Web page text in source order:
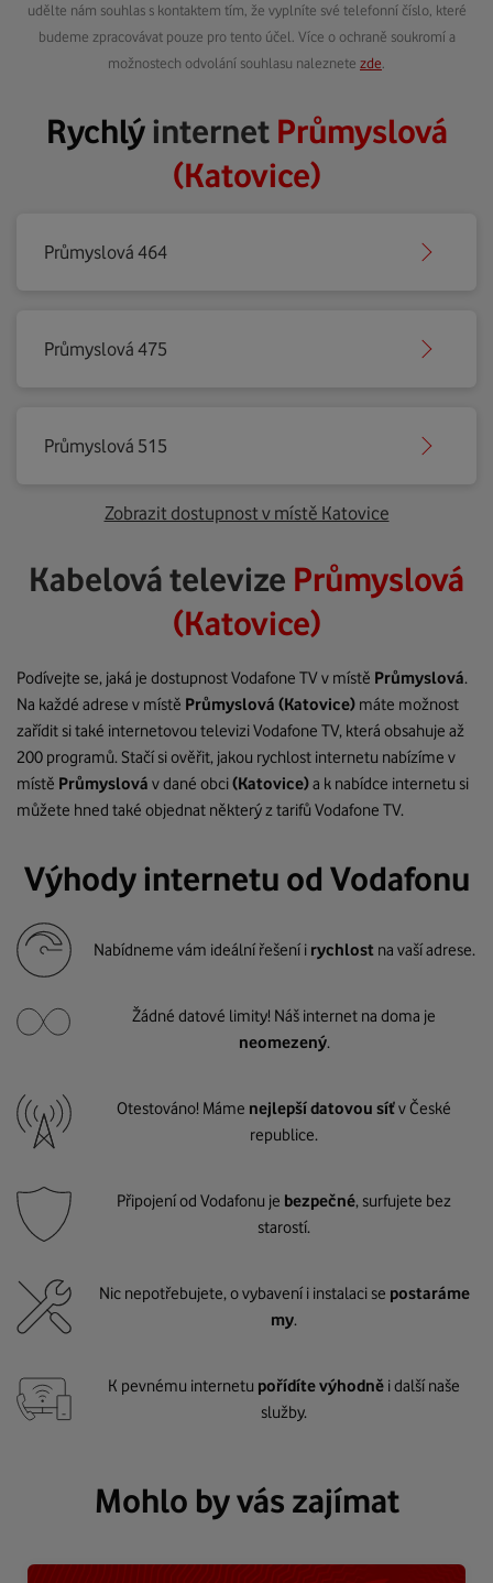
udělte nám souhlas s kontaktem tím, že vyplníte své telefonní číslo, které
budeme zpracovávat pouze pro tento účel. Více o ochraně soukromí a
možnostech odvolání souhlasu naleznete zde
Rychlýinternet Průmyslová
(Katovice)
Průmyslová 464
Průmyslová 475
Průmyslová 515
Zobrazit dostupnost v místě Katovice
Kabelová televize Průmyslová
(Katovice)
Podívejte se, jaká je dostupnost Vodafone TV v místě Průmyslová.
Na každé adrese v místě Průmyslová (Katovice) máte možnost
zařídit si také internetovou televizi Vodafone TV, která obsahuje až
200 programů. Stačí si ověřit, jakou rychlost internetu nabízíme v
místě Průmyslová v dané obci(Katovice)a k nabídce internetu si
můžete hned také objednat některý z tarifů Vodafone TV.
Výhody internetu od Vodafonu
Nabídneme vám ideální řešení i rychlost na vaší adrese.
Žádné datové limity! Náš internet na doma je
neomezený.
Otestováno! Máme nejlepší datovou síťv České
republice.
Připojení od Vodafonu je bezpečné, surfujete bez
starostí.
Nic nepotřebujete, o vybavení i instalaci se postaráme
my.
K pevnému internetu pořídíte výhodně i další naše
služby.
Mohlo by vás zajímat